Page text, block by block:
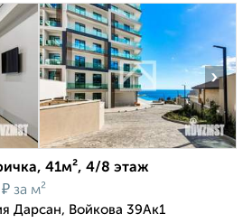
›
41м², 4/8 этаж
₽ за м²
Дарсан, Войкова 39Ак1